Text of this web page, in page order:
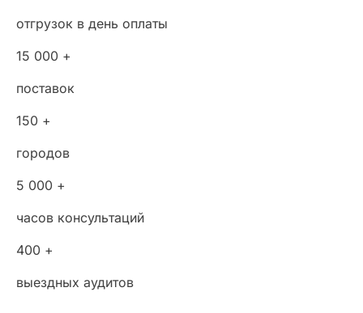
отгрузок в день оплаты
15 000 +
поставок
150 +
городов
5 000 +
часов консультаций
400 +
выездных аудитов